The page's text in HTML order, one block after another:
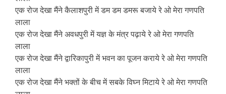
एक रोज देखा मैंने कैलाशपुरी में डम डम डमरू बजाये रे ओ मेरा गणपति
लाला
एक रोज देखा मैंने अवधपुरी में यज्ञ के मंत्र पढ़ाये रे ओ मेरा गणपति
लाला
एक रोज देखा मैंने द्वारिकापुरी में भवन का पूजन कराये रे ओ मेरा गणपति
लाला
एक रोज देखा मैंने भक्तों के बीच में सबके विघ्न मिटाये रे ओ मेरा गणपति